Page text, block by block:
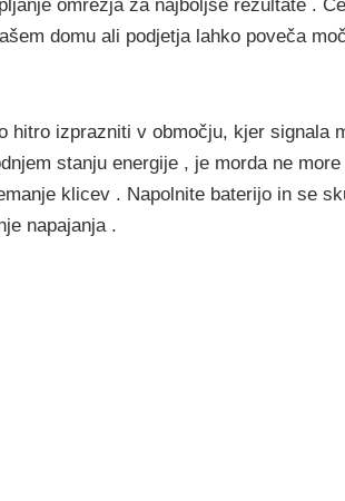
omrežja za najboljše rezultate .
domu ali podjetja lahko poveča
hitro izprazniti v območju, kjer signala
stanju energije , je morda ne
klicev . Napolnite baterijo in se
napajanja .